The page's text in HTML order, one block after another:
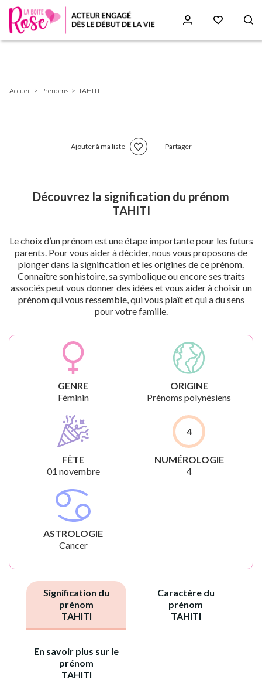
d'Ariane
Accueil Prenoms TAHITI
Ajouter à ma liste Partager
Découvrez la signification du prénom
TAHITI
Le choix d’un prénom est une étape importante pour les futurs
parents. Pour vous aider à décider, nous vous proposons de
plonger dans la signification et les origines de ce prénom.
Connaître son histoire, sa symbolique ou encore ses traits
associés peut vous donner des idées et vous aider à choisir un
prénom qui vous ressemble, qui vous plaît et qui a du sens
pour votre famille.
GENRE
Féminin
ORIGINE
Prénoms polynésiens
FÊTE
01 novembre
4
NUMÉROLOGIE
4
ASTROLOGIE
Cancer
Signification du
prénom
TAHITI
Caractère du
prénom
TAHITI
En savoir plus sur le
prénom
TAHITI